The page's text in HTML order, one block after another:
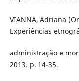
VIANNA, Adriana
Experiências
administração e
2013. p. 14-35.